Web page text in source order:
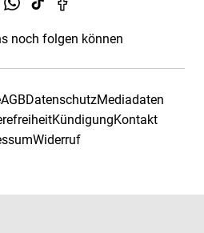
noch folgen können
AGBDatenschutzMediadaten
KündigungKontakt
Widerruf